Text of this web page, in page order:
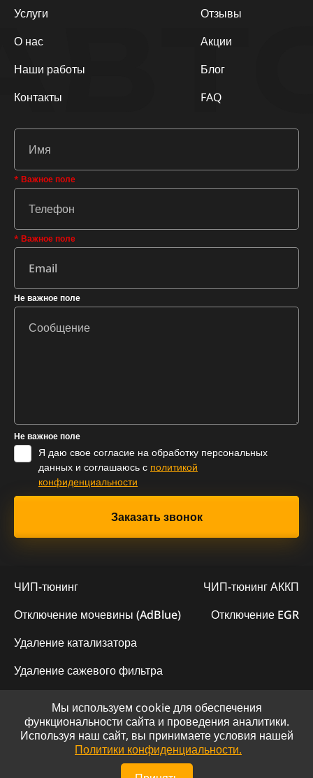
Услуги
О нас
Наши работы
Контакты
Отзывы
Акции
Блог
FAQ
* Важное поле
* Важное поле
Не важное поле
Не важное поле
Я даю свое согласие на обработку персональных
данных и соглашаюсь с политикой
конфиденциальности
ЧИП-тюнинг
ЧИП-тюнинг АККП
Отключение мочевины (AdBlue)
Отключение EGR
Удаление катализатора
Удаление сажевого фильтра
© 2023 - Официальный сайт "ChipLogic"
Политика конфиденциальности
Мы используем cookie для обеспечения
функциональности сайта и проведения аналитики.
Используя наш сайт, вы принимаете условия нашей
Политики конфиденциальности.